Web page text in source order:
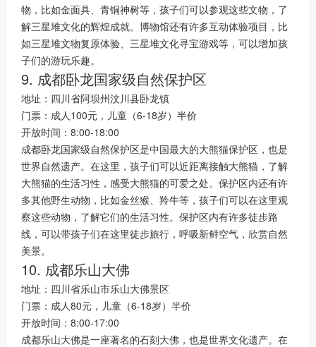
物，比如金面具、青铜神树等，孩子们可以参观这些文物，了
解三星堆文化的辉煌成就。博物馆还有许多互动体验项目，比
如三星堆文物复原体验、三星堆文化寻宝游戏等，可以增加孩
子们的游玩乐趣。
9. 成都卧龙国家级自然保护区
地址：四川省阿坝州汶川县卧龙镇
门票：成人100元，儿童（6-18岁）半价
开放时间：8:00-18:00
成都卧龙国家级自然保护区是中国最大的大熊猫保护区，也是
世界自然遗产。在这里，孩子们可以近距离接触大熊猫，了解
大熊猫的生活习性，感受大熊猫的可爱之处。保护区内还有许
多其他野生动物，比如金丝猴、羚牛等，孩子们可以在这里观
察这些动物，了解它们的生活习性。保护区内有许多徒步路
线，可以带孩子们在这里徒步旅行，呼吸新鲜空气，欣赏自然
美景。
10. 成都乐山大佛
地址：四川省乐山市乐山大佛景区
门票：成人80元，儿童（6-18岁）半价
开放时间：8:00-17:00
成都乐山大佛是一座著名的石刻大佛，也是世界文化遗产。在